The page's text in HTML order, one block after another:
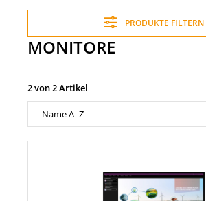
PRODUKTE FILTERN
MONITORE
2 von 2 Artikel